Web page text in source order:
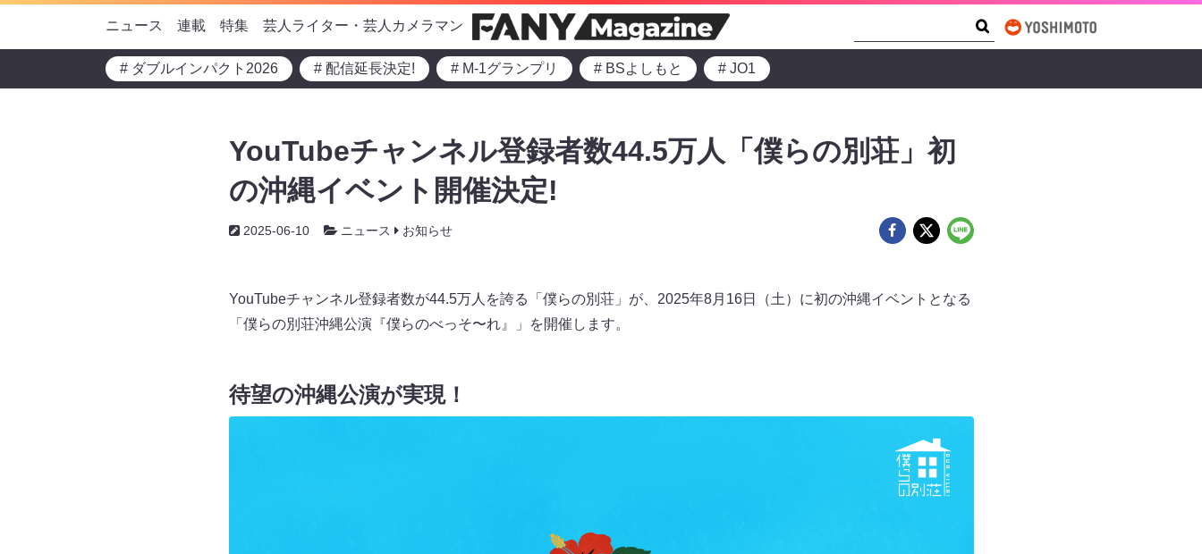
ニュース 連載 特集 芸人ライター・芸人カメラマン
# ダブルインパクト2026 # 配信延長決定! # M-1グランプリ # BSよしもと # JO1
YouTubeチャンネル登録者数44.5万人「僕らの別荘」初
の沖縄イベント開催決定!
2025-06-10 ニュース お知らせ
YouTubeチャンネル登録者数が44.5万人を誇る「僕らの別荘」が、2025年8月16日（土）に初の沖縄イベントとなる
「僕らの別荘沖縄公演『僕らのべっそ〜れ』」を開催します。
待望の沖縄公演が実現！